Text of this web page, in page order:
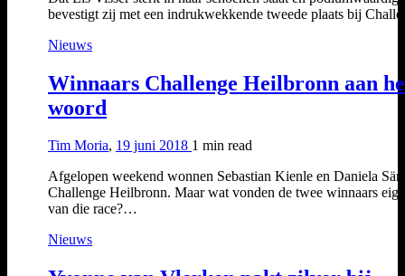
bevestigt zij met een indrukwekkende tweede plaats bij
Nieuws
Winnaars Challenge Heilbronn aan
woord
Tim Moria, 19 juni 2018 1 min read
Afgelopen weekend wonnen Sebastian Kienle en Daniela
Challenge Heilbronn. Maar wat vonden de twee winnaars
van die race?…
Nieuws